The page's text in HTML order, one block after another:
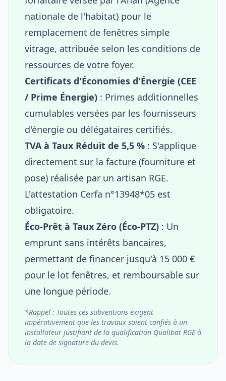
nationale de l'habitat) pour le
remplacement de fenêtres simple
vitrage, attribuée selon les conditions de
ressources de votre foyer.
Certificats d'Économies d'Énergie (CEE
/ Prime Énergie) : Primes additionnelles
cumulables versées par les fournisseurs
d'énergie ou délégataires certifiés.
TVA à Taux Réduit de 5,5 % : S'applique
directement sur la facture (fourniture et
pose) réalisée par un artisan RGE.
L'attestation Cerfa n°13948*05 est
obligatoire.
Éco-Prêt à Taux Zéro (Éco-PTZ) : Un
emprunt sans intérêts bancaires,
permettant de financer jusqu'à 15 000 €
pour le lot fenêtres, et remboursable sur
une longue période.
*Rappel : Toutes ces subventions exigent
impérativement que les travaux soient confiés à un
installateur justifiant de la qualification Qualibat RGE à
la date de signature du devis.